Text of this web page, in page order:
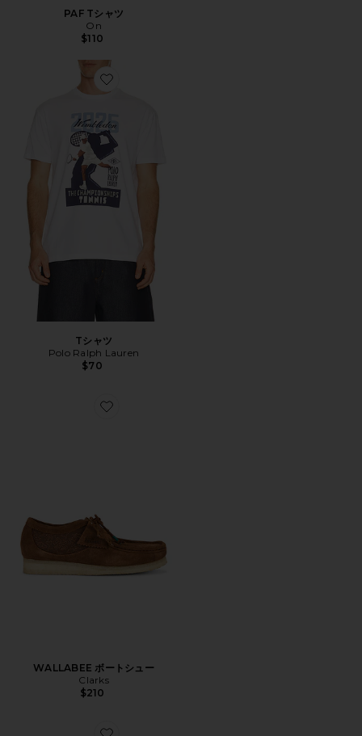
PAF Tシャツ
On
$110
Favorite Tシャツ
Tシャツ
Polo Ralph Lauren
$70
Favorite WALLABEE ボートシュー
WALLABEE ボートシュー
Clarks
$210